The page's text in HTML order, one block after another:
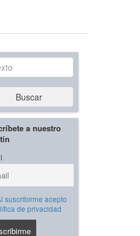
Buscar
a nuestro
suscribirme acepto
de privacidad